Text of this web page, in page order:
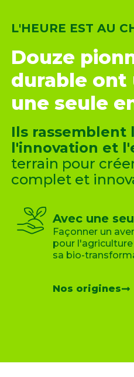
L'HEURE EST AU
Douze
durable ont
une seule
Ils rassemblent
l'innovation et
terrain pour
complet et
Avec une
Façonner un
pour
sa bio-
Nos origines